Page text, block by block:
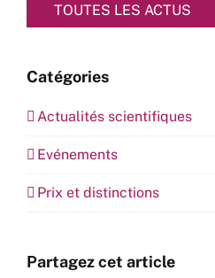
TOUTES LES ACTUS
Catégories
Actualités scientifiques
Evénements
Prix et distinctions
Partagez cet article